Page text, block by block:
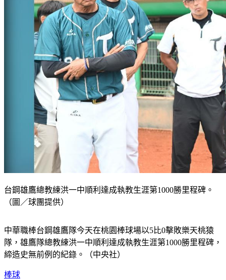
台鋼雄鷹總教練洪一中順利達成執教生涯第1000勝里程碑。
（圖／球團提供）
中華職棒台鋼雄鷹隊今天在桃園棒球場以5比0擊敗樂天桃猿
隊，雄鷹隊總教練洪一中順利達成執教生涯第1000勝里程碑，
締造史無前例的紀錄。（中央社）
棒球